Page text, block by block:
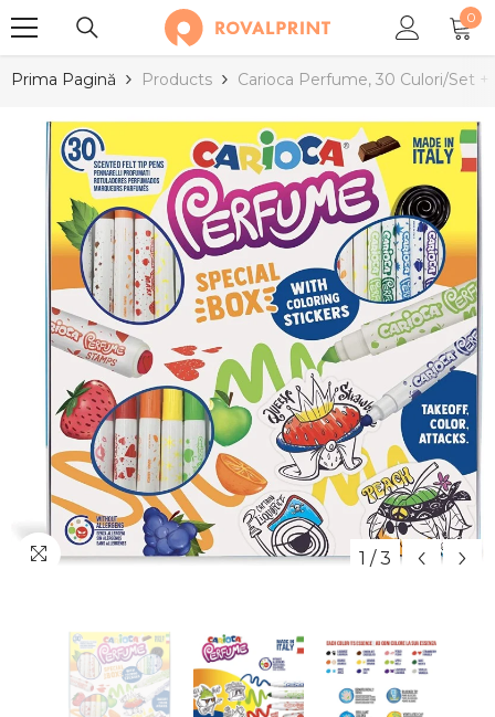
00
Prima Pagină Products Carioca Perfume, 30 Culori/set +
1 / 3